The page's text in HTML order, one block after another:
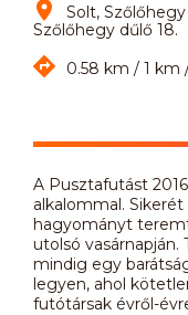
Solt,
Szőlőhegy dűlő 18.
0.58 km / 1 km
A Pusztafutást
alkalommal.
hagyományt
utolsó vasárnapján.
mindig egy
legyen, ahol
futótársak évről-